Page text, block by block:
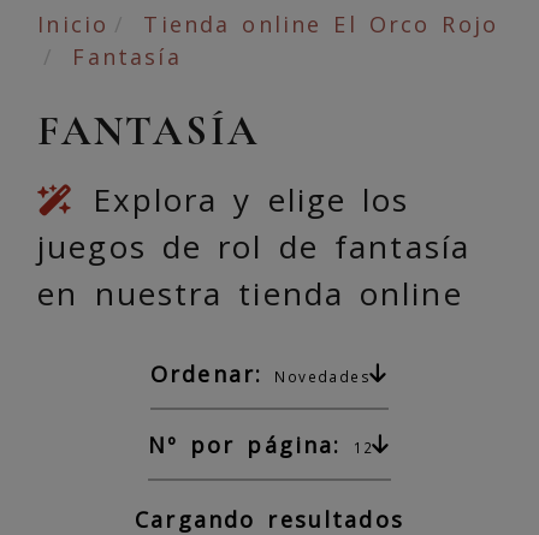
Inicio
Tienda online El Orco Rojo
Fantasía
FANTASÍA
Explora y elige los
juegos de rol de fantasía
en nuestra tienda online
Ordenar: Novedades
Nº por página: 12
Cargando resultados